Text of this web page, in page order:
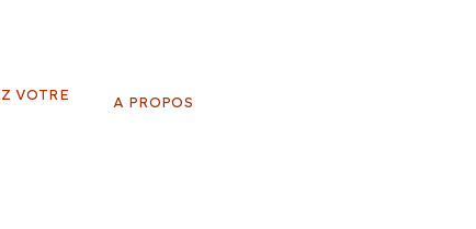
VOTRE
A PROPOS